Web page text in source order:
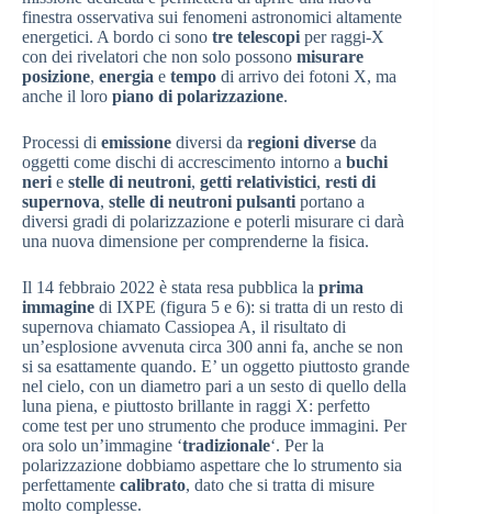
finestra osservativa sui fenomeni astronomici altamente
energetici. A bordo ci sono tre telescopi per raggi-X
con dei rivelatori che non solo possono misurare
posizione, energia e tempo di arrivo dei fotoni X, ma
anche il loro piano di polarizzazione.
Processi di emissione diversi da regioni diverse da
oggetti come dischi di accrescimento intorno a buchi
neri e stelle di neutroni, getti relativistici, resti di
supernova, stelle di neutroni pulsanti portano a
diversi gradi di polarizzazione e poterli misurare ci darà
una nuova dimensione per comprenderne la fisica.
Il 14 febbraio 2022 è stata resa pubblica la prima
immagine di IXPE (figura 5 e 6): si tratta di un resto di
supernova chiamato Cassiopea A, il risultato di
un’esplosione avvenuta circa 300 anni fa, anche se non
si sa esattamente quando. E’ un oggetto piuttosto grande
nel cielo, con un diametro pari a un sesto di quello della
luna piena, e piuttosto brillante in raggi X: perfetto
come test per uno strumento che produce immagini. Per
ora solo un’immagine ‘tradizionale‘. Per la
polarizzazione dobbiamo aspettare che lo strumento sia
perfettamente calibrato, dato che si tratta di misure
molto complesse.